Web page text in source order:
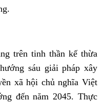
trên tinh thần kế thừa
sáu giải pháp xây
xã hội chủ nghĩa Việt
đến năm 2045. Thực